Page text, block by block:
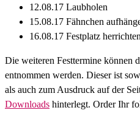
12.08.17 Laubholen
15.08.17 Fähnchen
16.08.17 Festplatz
Die weiteren Festtermine können
entnommen werden. Dieser ist
als auch zum Ausdruck auf der
Downloads hinterlegt. Order Ihr